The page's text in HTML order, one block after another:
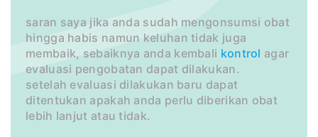
saran saya jika anda sudah mengonsumsi obat
hingga habis namun keluhan tidak juga
membaik, sebaiknya anda kembali kontrol agar
evaluasi pengobatan dapat dilakukan.
setelah evaluasi dilakukan baru dapat
ditentukan apakah anda perlu diberikan obat
lebih lanjut atau tidak.